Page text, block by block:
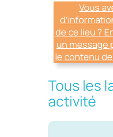
Vous
de ce lieu ?
un message
le contenu
Tous les
activité